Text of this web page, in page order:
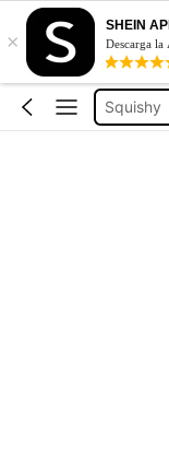
×
SHEIN
Descarga la
Jeans
Squishy